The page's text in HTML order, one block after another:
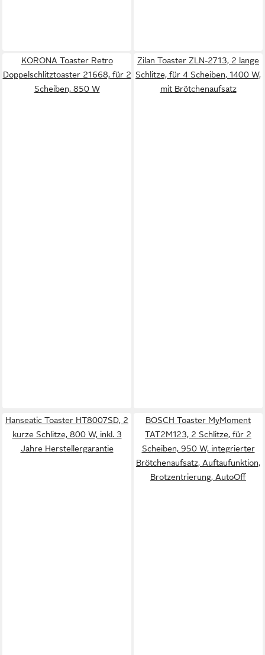
KORONA Toaster Retro
Doppelschlitztoaster 21668, für 2
Scheiben, 850 W
Zilan Toaster ZLN-2713, 2 lange
Schlitze, für 4 Scheiben, 1400 W,
mit Brötchenaufsatz
Hanseatic Toaster HT8007SD, 2
kurze Schlitze, 800 W, inkl. 3
Jahre Herstellergarantie
BOSCH Toaster MyMoment
TAT2M123, 2 Schlitze, für 2
Scheiben, 950 W, integrierter
Brötchenaufsatz, Auftaufunktion,
Brotzentrierung, AutoOff